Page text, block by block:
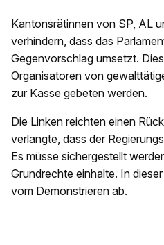
Kantonsrätinnen von SP, AL
verhindern, dass das
Gegenvorschlag umsetzt.
Organisatoren von
zur Kasse gebeten werden.
Die Linken reichten einen
verlangte, dass der
Es müsse sichergestellt
Grundrechte einhalte. In
vom Demonstrieren ab.